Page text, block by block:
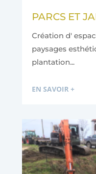
PARCS ET
Création d'
paysages
plantation...
EN SAVOIR +